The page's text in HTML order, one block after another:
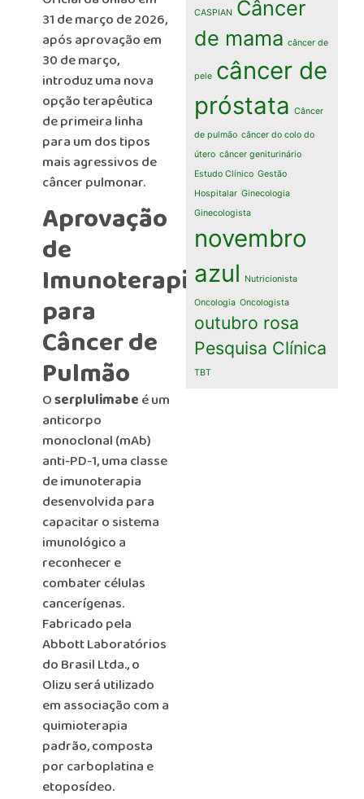
31 de março de 2026,
após aprovação em
30 de março,
introduz uma nova
opção terapêutica
de primeira linha
para um dos tipos
mais agressivos de
câncer pulmonar.
Aprovação
de
Imunoterapia
para
Câncer de
Pulmão
Oserplulimabeé um
anticorpo
monoclonal (mAb)
anti-PD-1, uma classe
de imunoterapia
desenvolvida para
capacitar o sistema
imunológico a
reconhecer e
combater células
cancerígenas.
Fabricado pela
Abbott Laboratórios
do Brasil Ltda., o
Olizu será utilizado
em associação com a
quimioterapia
padrão, composta
por carboplatina e
etoposídeo.
CASPIAN Câncer
de mama câncer de
pele câncer de
próstata Câncer
de pulmão câncer do colo do
útero câncer geniturinário
Estudo Clínico Gestão
Hospitalar Ginecologia
Ginecologista
novembro
azul
Nutricionista
Oncologia Oncologista
outubro rosa
Pesquisa Clínica
TBT